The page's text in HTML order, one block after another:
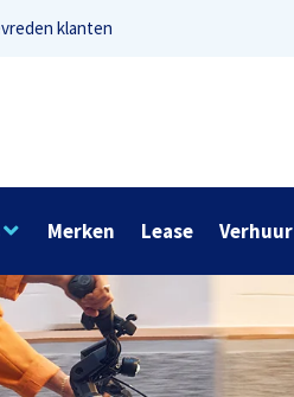
klanten
Merken Lease Verhuur